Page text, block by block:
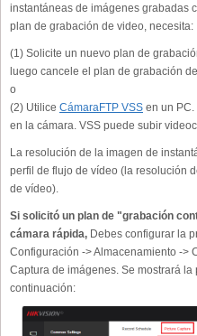
instantáneas de imágenes grabadas
plan de grabación de video, necesita:
(1) Solicite un nuevo plan de
luego cancele el plan de grabación
o
(2) Utilice CámaraFTP VSS en un PC.
en la cámara. VSS puede subir
La resolución de la imagen de
perfil de flujo de vídeo (la resolución
de vídeo).
Si solicitó un plan de "grabación
cámara rápida, Debes configurar la
Configuración -> Almacenamiento ->
Captura de imágenes. Se mostrará la
continuación: